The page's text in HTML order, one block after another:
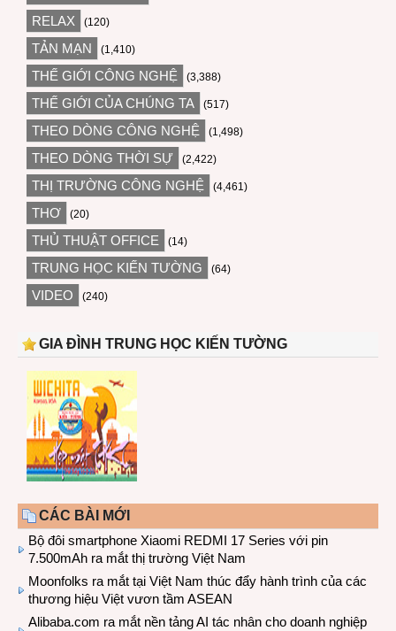
RELAX (120)
TẢN MẠN (1,410)
THẾ GIỚI CÔNG NGHỆ (3,388)
THẾ GIỚI CỦA CHÚNG TA (517)
THEO DÒNG CÔNG NGHỆ (1,498)
THEO DÒNG THỜI SỰ (2,422)
THỊ TRƯỜNG CÔNG NGHỆ (4,461)
THƠ (20)
THỦ THUẬT OFFICE (14)
TRUNG HỌC KIẾN TƯỜNG (64)
VIDEO (240)
GIA ĐÌNH TRUNG HỌC KIẾN TƯỜNG
CÁC BÀI MỚI
Bộ đôi smartphone Xiaomi REDMI 17 Series với pin
7.500mAh ra mắt thị trường Việt Nam
Moonfolks ra mắt tại Việt Nam thúc đẩy hành trình của các
thương hiệu Việt vươn tầm ASEAN
Alibaba.com ra mắt nền tảng AI tác nhân cho doanh nghiệp